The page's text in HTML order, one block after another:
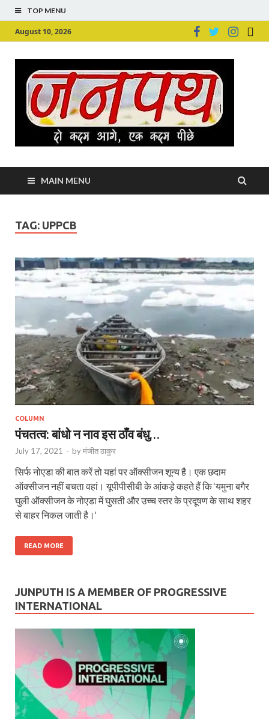
TOP MENU
August 10, 2026
MAIN MENU
TAG: UPPCB
COLUMN
पंचतत्व: बांधो न नाव इस ठाँव बंधु…
July 17, 2021 - byमंजीत ठाकुर
सिर्फ नोएडा की बात करें तो यहां पर ऑक्सीजन शून्य है। एक छदाम
ऑक्सीजन नहीं बचता वहां। यूपीपीसीबी के आंकड़े कहते हैं कि ‘यमुना बगैर
घुली ऑक्सीजन के नोएडा में घुसती और उच्च स्तर के प्रदूषण के साथ शहर
से बाहर निकल जाती है।‘
READ MORE
JUNPUTH IS A MEMBER OF PROGRESSIVE
INTERNATIONAL